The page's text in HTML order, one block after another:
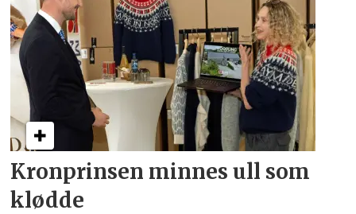
Kronprinsen minnes ull som
klødde